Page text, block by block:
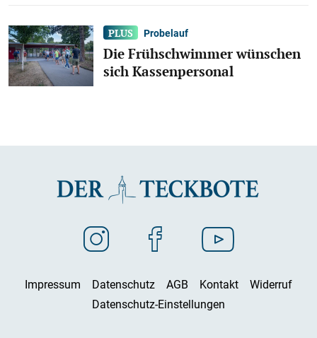
Probelauf
Die Frühschwimmer wünschen
sich Kassenpersonal
Impressum Datenschutz AGB Kontakt
Widerruf
Datenschutz-Einstellungen